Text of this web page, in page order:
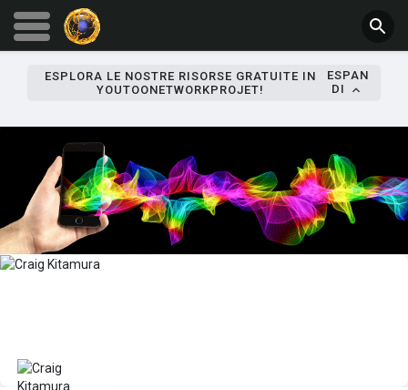
ESPLORA LE NOSTRE RISORSE GRATUITE IN
YOUTOONETWORKPROJET!
ESPAN
DI